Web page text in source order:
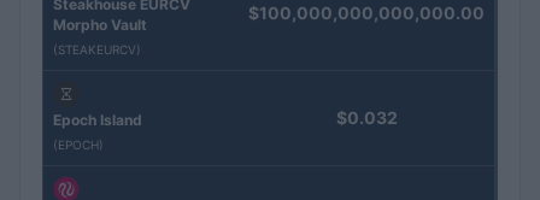
Steakhouse EURCV
Morpho Vault
(STEAKEURCV)
$100,000,000,000,000.00
Epoch Island
(EPOCH)
$0.032